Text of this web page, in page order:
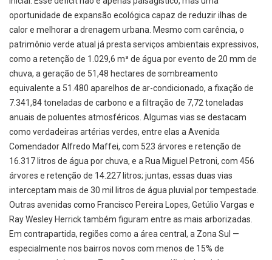
oportunidade de expansão ecológica capaz de reduzir ilhas de
calor e melhorar a drenagem urbana. Mesmo com carência, o
patrimônio verde atual já presta serviços ambientais expressivos,
como a retenção de 1.029,6 m³ de água por evento de 20 mm de
chuva, a geração de 51,48 hectares de sombreamento
equivalente a 51.480 aparelhos de ar-condicionado, a fixação de
7.341,84 toneladas de carbono e a filtração de 7,72 toneladas
anuais de poluentes atmosféricos. Algumas vias se destacam
como verdadeiras artérias verdes, entre elas a Avenida
Comendador Alfredo Maffei, com 523 árvores e retenção de
16.317 litros de água por chuva, e a Rua Miguel Petroni, com 456
árvores e retenção de 14.227 litros; juntas, essas duas vias
interceptam mais de 30 mil litros de água pluvial por tempestade.
Outras avenidas como Francisco Pereira Lopes, Getúlio Vargas e
Ray Wesley Herrick também figuram entre as mais arborizadas.
Em contrapartida, regiões como a área central, a Zona Sul —
especialmente nos bairros novos com menos de 15% de